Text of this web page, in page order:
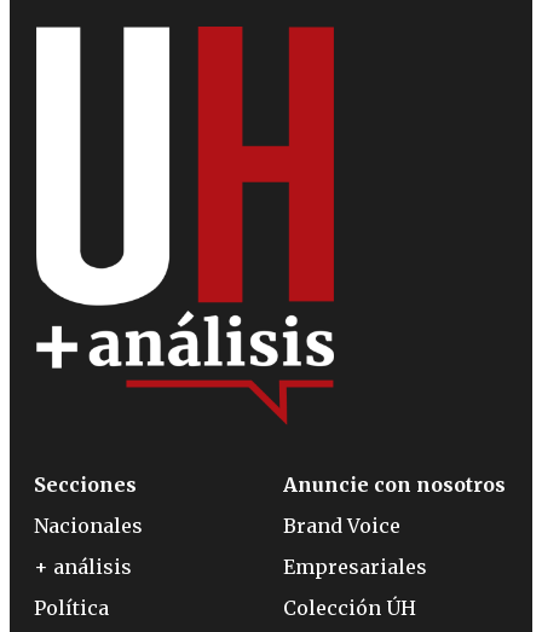
Secciones
Nacionales
+ análisis
Política
Anuncie con nosotros
Brand Voice
Empresariales
Colección ÚH